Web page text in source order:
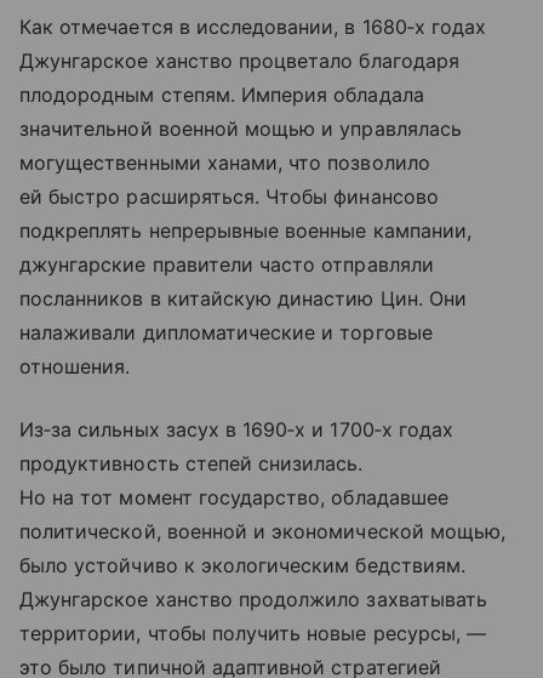
Как отмечается в исследовании, в 1680‑х годах
Джунгарское ханство процветало благодаря
плодородным степям. Империя обладала
значительной военной мощью и управлялась
могущественными ханами, что позволило
ей быстро расширяться. Чтобы финансово
подкреплять непрерывные военные кампании,
джунгарские правители часто отправляли
посланников в китайскую династию Цин. Они
налаживали дипломатические и торговые
отношения.
Из‑за сильных засух в 1690‑х и 1700‑х годах
продуктивность степей снизилась.
Но на тот момент государство, обладавшее
политической, военной и экономической мощью,
было устойчиво к экологическим бедствиям.
Джунгарское ханство продолжило захватывать
территории, чтобы получить новые ресурсы, —
это было типичной адаптивной стратегией